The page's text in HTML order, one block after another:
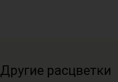
Другие расцветки